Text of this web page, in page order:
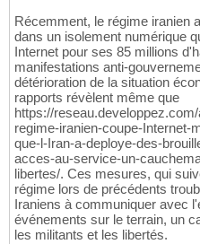
Récemment, le régime iranien
dans un isolement numérique
Internet pour ses 85 millions
manifestations anti-
détérioration de la situation
rapports révèlent même que
https://
regime-iranien-coupe-Internet-
que-l-Iran-a-deploye-des-
acces-au-service-un-
libertes/. Ces mesures, qui
régime lors de précédents
Iraniens à communiquer avec
événements sur le terrain, un
les militants et les libertés.